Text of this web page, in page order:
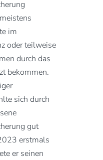
im
oder teilweise
durch das
bekommen.
sich durch
gut
erstmals
er seinen